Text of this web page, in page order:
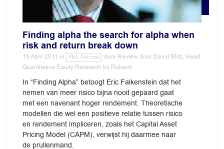
Finding alpha the search for alpha when
risk and return break down
15 April 2011 in VBA Journaal door Review door David Blitz, Head
Quantitative Equity Research bij Robeco
In “Finding Alpha” betoogt Eric Falkenstein dat het
nemen van meer risico bijna nooit gepaard gaat
met een navenant hoger rendement. Theoretische
modellen die wel een positieve relatie tussen risico
en rendement impliceren, zoals het Capital Asset
Pricing Model (CAPM), verwijst hij daarmee naar
de prullenmand.